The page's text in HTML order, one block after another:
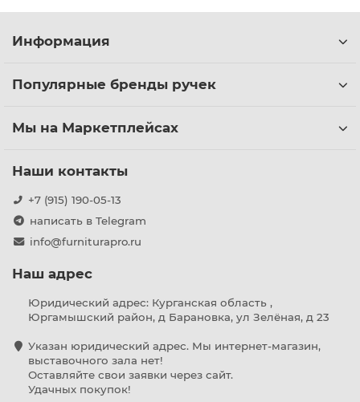
Информация
Популярные бренды ручек
Мы на Маркетплейсах
Наши контакты
+7 (915) 190-05-13
написать в Telegram
info@furniturapro.ru
Наш адрес
Юридический адрес: Курганская область ,
Юргамышский район, д Барановка, ул Зелёная, д 23
Указан юридический адрес. Мы интернет-магазин,
выставочного зала нет!
Оставляйте свои заявки через сайт.
Удачных покупок!